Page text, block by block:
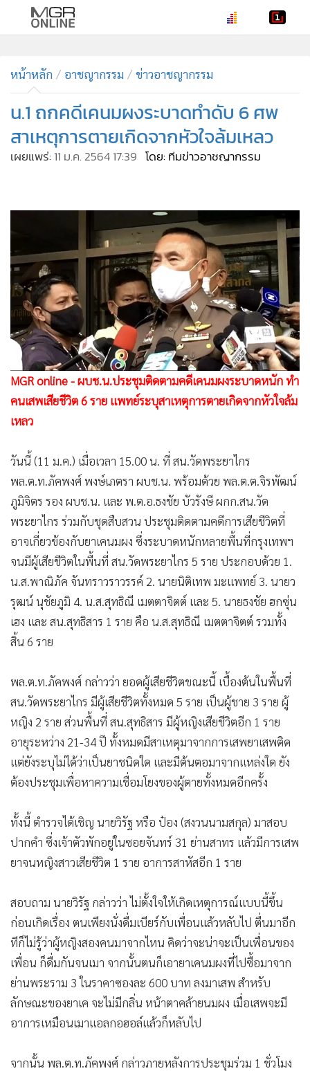
• ทันเหตุการณ์
• ภาคใต้
• ภูมิภาค
• Online Section
• บันเทิง
• Cyber BIZ
• ผู้จัดกวน
• Good health & Well-being
• Green Innovation & SD
Management & HR
• MGR Live
• Infographic
• การเมือง
• กีฬา
• ต่างประเทศ
• Special Scoop
• เศรษฐกิจ-ธุรกิจ
• จีน
• ชุมชน-คุณภาพชีวิต
• อาชญากรรม
• Motoring
•
• หุ้น
• อินโดจีน
• กองทุนรวม
• Celeb Online
• Factcheck
• News1
• Gotomanager
หน้าหลัก อาชญากรรม ข่าวอาชญากรรม
น.1 ถกคดีเคนมผงระบาดทำดับ 6 ศพ
สาเหตุการตายเกิดจากหัวใจล้มเหลว
เผยแพร่: 11 ม.ค. 2564 17:39 โดย: ทีมข่าวอาชญากรรม
MGR online - ผบช.น.ประชุมติดตามคดีเคนมผงระบาดหนัก ทำ
คนเสพเสียชีวิต 6 ราย แพทย์ระบุสาเหตุการตายเกิดจากหัวใจล้ม
เหลว
วันนี้ (11 ม.ค.) เมื่อเวลา 15.00 น. ที่ สน.วัดพระยาไกร
พล.ต.ท.ภัคพงศ์ พงษ์เภตรา ผบช.น. พร้อมด้วย พล.ต.ต.จิรพัฒน์
ภูมิจิตร รอง ผบช.น. และ พ.ต.อ.ธงชัย บัวรังษี ผกก.สน.วัด
พระยาไกร ร่วมกับชุดสืบสวน ประชุมติดตามคดีการเสียชีวิตที่
อาจเกี่ยวข้องกับยาเคนมผง ซึ่งระบาดหนักหลายพื้นที่กรุงเทพฯ
จนมีผู้เสียชีวิตในพื้นที่ สน.วัดพระยาไกร 5 ราย ประกอบด้วย 1.
น.ส.พาณิภัค จันทราวราวรรค์ 2. นายนิติเทพ มะแพทย์ 3. นายว
รุฒน์ นุชัยภูมิ 4. น.ส.สุทธิณี เมตตาจิตต์ และ 5. นายธงชัย ฮกซุ่น
เฮง และ สน.สุทธิสาร 1 ราย คือ น.ส.สุทธิณี เมตตาจิตต์ รวมทั้ง
สิ้น 6 ราย
พล.ต.ท.ภัคพงศ์ กล่าวว่า ยอดผู้เสียชีวิตขณะนี้ เบื้องต้นในพื้นที่
สน.วัดพระยาไกร มีผู้เสียชีวิตทั้งหมด 5 ราย เป็นผู้ชาย 3 ราย ผู้
หญิง 2 ราย ส่วนพื้นที่ สน.สุทธิสาร มีผู้หญิงเสียชีวิตอีก 1 ราย
อายุระหว่าง 21-34 ปี ทั้งหมดมีสาเหตุมาจากการเสพยาเสพติด
แต่ยังระบุไม่ได้ว่าเป็นยาชนิดใด และมีต้นตอมาจากแหล่งใด ยัง
ต้องประชุมเพื่อหาความเชื่อมโยงของผู้ตายทั้งหมดอีกครั้ง
ทั้งนี้ ตำรวจได้เชิญ นายวิรัฐ หรือ ป๋อง (สงวนนามสกุล) มาสอบ
ปากคำ ซึ่งเจ้าตัวพักอยู่ในซอยจันทร์ 31 ย่านสาทร แล้วมีการเสพ
ยาจนหญิงสาวเสียชีวิต 1 ราย อาการสาหัสอีก 1 ราย
สอบถาม นายวิรัฐ กล่าวว่า ไม่ตั้งใจให้เกิดเหตุการณ์แบบนี้ขึ้น
ก่อนเกิดเรื่อง ตนเพียงนั่งดื่มเบียร์กับเพื่อนแล้วหลับไป ตื่นมาอีก
ทีก็ไม่รู้ว่าผู้หญิงสองคนมาจากไหน คิดว่าจะน่าจะเป็นเพื่อนของ
เพื่อน ก็ดื่มกันจนเมา จากนั้นตนก็เอายาเคนมผงที่ไปซื้อมาจาก
ย่านพระราม 3 ในราคาซองละ 600 บาท ลงมาเสพ สำหรับ
ลักษณะของยาเค จะไม่มีกลิ่น หน้าตาคล้ายนมผง เมื่อเสพจะมี
อาการเหมือนเมาแอลกอฮอล์แล้วก็หลับไป
จากนั้น พล.ต.ท.ภัคพงศ์ กล่าวภายหลังการประชุมร่วม 1 ชั่วโมง